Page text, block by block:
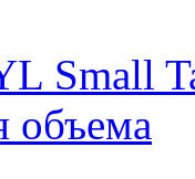
Small
объема